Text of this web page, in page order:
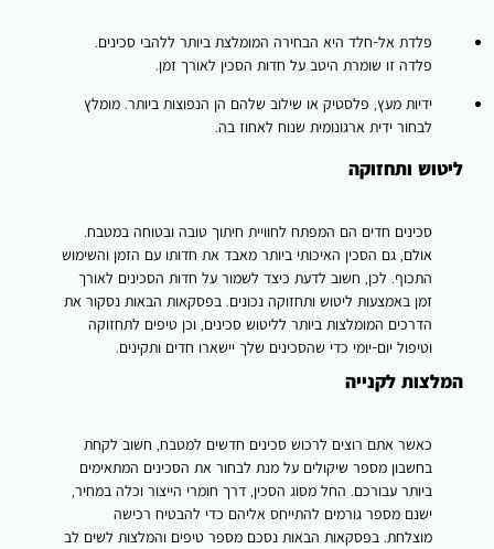
פלדת אל-חלד היא הבחירה המומלצת ביותר ללהבי סכינים.
פלדה זו שומרת היטב על חדות הסכין לאורך זמן.
ידיות מעץ, פלסטיק או שילוב שלהם הן הנפוצות ביותר. מומלץ
לבחור ידית ארגונומית שנוח לאחוז בה.
ליטוש ותחזוקה
סכינים חדים הם המפתח לחוויית חיתוך טובה ובטוחה במטבח.
אולם, גם הסכין האיכותי ביותר מאבד את חדותו עם הזמן והשימוש
התכוף. לכן, חשוב לדעת כיצד לשמור על חדות הסכינים לאורך
זמן באמצעות ליטוש ותחזוקה נכונים. בפסקאות הבאות נסקור את
הדרכים המומלצות ביותר לליטוש סכינים, וכן טיפים לתחזוקה
וטיפול יום-יומי כדי שהסכינים שלך יישארו חדים ותקינים.
המלצות לקנייה
כאשר אתם רוצים לרכוש סכינים חדשים למטבח, חשוב לקחת
בחשבון מספר שיקולים על מנת לבחור את הסכינים המתאימים
ביותר עבורכם. החל מסוג הסכין, דרך חומרי הייצור וכלה במחיר,
ישנם מספר גורמים להתייחס אליהם כדי להבטיח רכישה
מוצלחת. בפסקאות הבאות נסכם מספר טיפים והמלצות לשים לב